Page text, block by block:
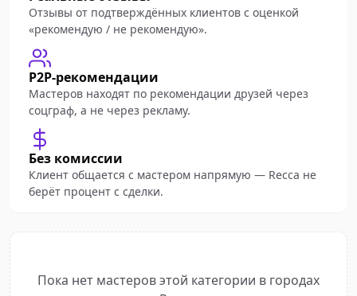
Отзывы от подтверждённых клиентов с оценкой
«рекомендую / не рекомендую».
P2P-рекомендации
Мастеров находят по рекомендации друзей через
соцграф, а не через рекламу.
Без комиссии
Клиент общается с мастером напрямую — Recca не
берёт процент с сделки.
Пока нет мастеров этой категории в городах